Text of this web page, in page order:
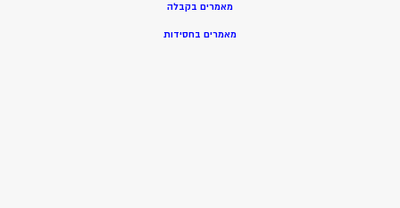
מאמרים בקבלה
מאמרים בחסידות